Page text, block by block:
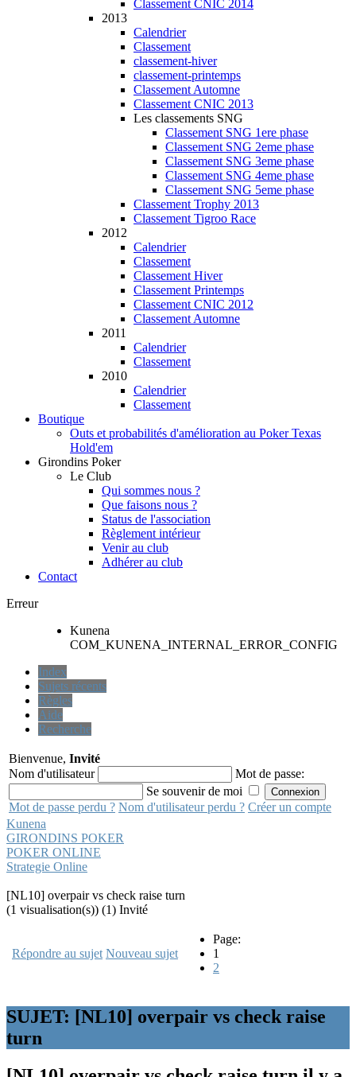
Classement CNIC 2014
2013
Calendrier
Classement
classement-hiver
classement-printemps
Classement Automne
Classement CNIC 2013
Les classements SNG
Classement SNG 1ere phase
Classement SNG 2eme phase
Classement SNG 3eme phase
Classement SNG 4eme phase
Classement SNG 5eme phase
Classement Trophy 2013
Classement Tigroo Race
2012
Calendrier
Classement
Classement Hiver
Classement Printemps
Classement CNIC 2012
Classement Automne
2011
Calendrier
Classement
2010
Calendrier
Classement
Boutique
Outs et probabilités d'amélioration au Poker Texas
Hold'em
Girondins Poker
Le Club
Qui sommes nous ?
Que faisons nous ?
Status de l'association
Règlement intérieur
Venir au club
Adhérer au club
Contact
Erreur
Kunena
COM_KUNENA_INTERNAL_ERROR_CONFIG
Index
Sujets récents
Règles
Aide
Recherche
Bienvenue, Invité
Nom d'utilisateur
Mot de passe:
Se souvenir de moi
Mot de passe perdu ? Nom d'utilisateur perdu ? Créer un compte
Kunena
GIRONDINS POKER
POKER ONLINE
Strategie Online
[NL10] overpair vs check raise turn
(1 visualisation(s)) (1) Invité
Répondre au sujet Nouveau sujet
Page:
1
2
SUJET: [NL10] overpair vs check raise
turn